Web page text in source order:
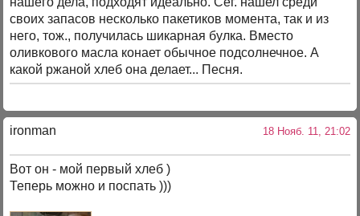
своих запасов несколько пакетиков момента, так и из
него, тож., получилась шикарная булка. Вместо
оливкового масла конает обычное подсолнечное. А
какой ржаной хлеб она делает... Песня.
ironman 18 Нояб. 11, 21:02
Вот он - мой первый хлеб )
Теперь можно и поспать )))